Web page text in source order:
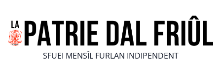
SFUEI MENSÎL FURLAN INDIPENDENT